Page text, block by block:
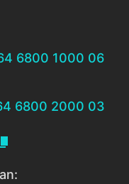
6800 1000 06
6800 2000 03